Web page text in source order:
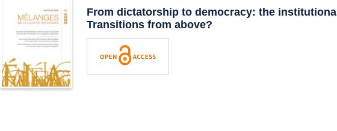
From dictatorship to democracy: the institutional
Transitions from above?